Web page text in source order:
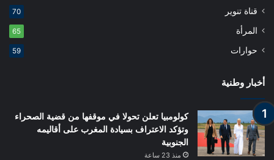
قناة تنوير 70
المرأة 65
حوارات 59
أخبار وطنية
كولومبيا تعلن تحولا في موقفها من قضية الصحراء
وتؤكد الاعتراف بسيادة المغرب على أقاليمه
الجنوبية
منذ 23 ساعة